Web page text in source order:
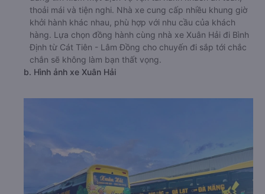
thoải mái và tiện nghi. Nhà xe cung cấp nhiều khung giờ
khởi hành khác nhau, phù hợp với nhu cầu của khách
hàng. Lựa chọn đồng hành cùng nhà xe Xuân Hải đi Bình
Định từ Cát Tiên - Lâm Đồng cho chuyến đi sắp tới chắc
chắn sẽ không làm bạn thất vọng.
b. Hình ảnh xe Xuân Hải